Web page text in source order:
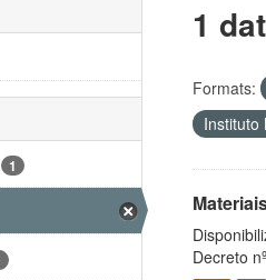
1
1
Formats:
Instituto
Decreto